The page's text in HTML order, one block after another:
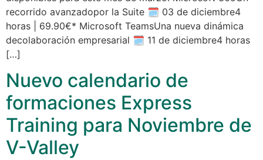
recorrido avanzadopor la Suite 🗓 03 de diciembre4
horas | 69.90€* Microsoft TeamsUna nueva dinámica
decolaboración empresarial 🗓 11 de diciembre4 horas
[…]
Nuevo calendario de
formaciones Express
Training para Noviembre de
V-Valley